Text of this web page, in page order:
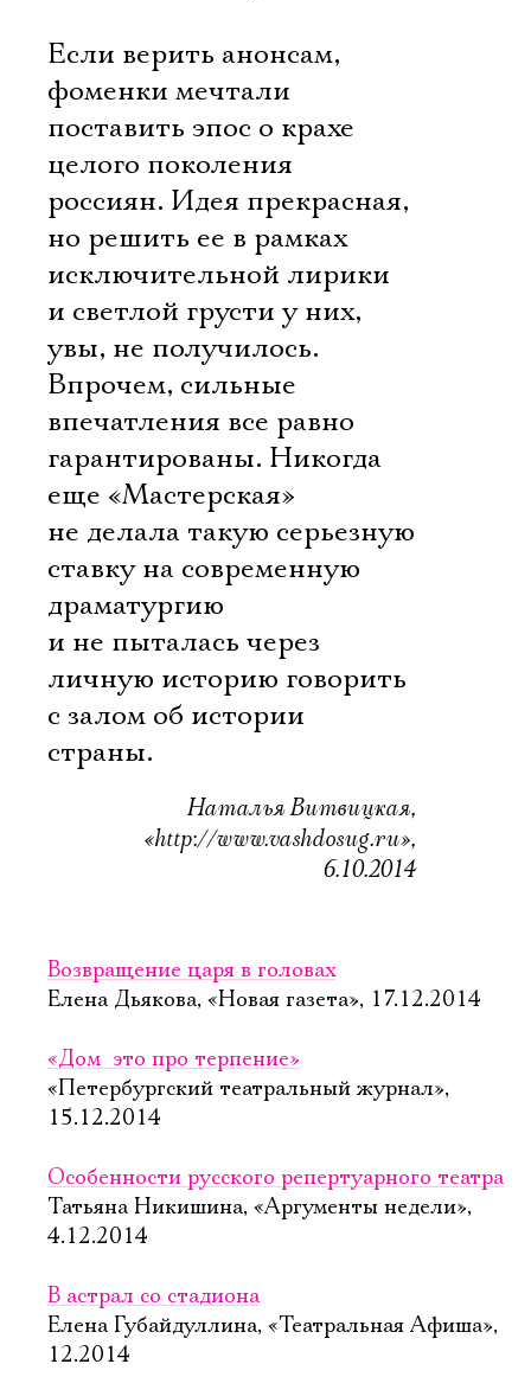
Если верить анонсам,
фоменки мечтали
поставить эпос о крахе
целого поколения
россиян. Идея прекрасная,
но решить ее в рамках
исключительной лирики
и светлой грусти у них,
увы, не получилось.
Впрочем, сильные
впечатления все равно
гарантированы. Никогда
еще «Мастерская»
не делала такую серьезную
ставку на современную
драматургию
и не пыталась через
личную историю говорить
с залом об истории
страны.
Наталья Витвицкая,
«http://www.vashdosug.ru»,
6.10.2014
Возвращение царя в головах
Елена Дьякова, «Новая газета», 17.12.2014
«Дом  это про терпение»
«Петербургский театральный журнал»,
15.12.2014
Особенности русского репертуарного театра
Татьяна Никишина, «Аргументы недели»,
4.12.2014
В астрал со стадиона
Елена Губайдуллина, «Театральная Афиша»,
12.2014
Имя